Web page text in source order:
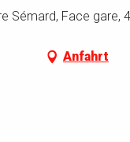
Sémard, Face gare,
Anfahrt